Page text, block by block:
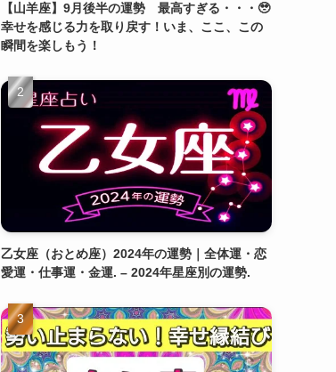
【山羊座】9月後半の運勢 最高すぎる・・・🥹
幸せを感じる力を取り戻す！いま、ここ、この
瞬間を楽しもう！
乙女座（おとめ座）2024年の運勢｜全体運・恋
愛運・仕事運・金運. – 2024年星座別の運勢.